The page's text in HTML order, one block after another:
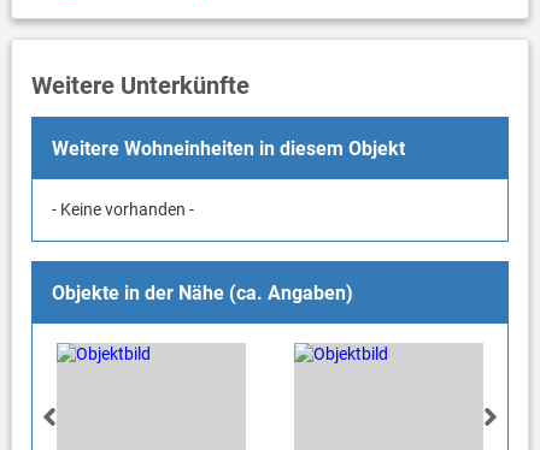
Weitere Unterkünfte
Weitere Wohneinheiten in diesem Objekt
- Keine vorhanden -
Objekte in der Nähe (ca. Angaben)